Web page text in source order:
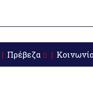
Πρέβεζα